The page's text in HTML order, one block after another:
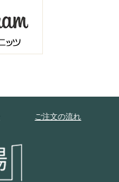
ご注文の流れ